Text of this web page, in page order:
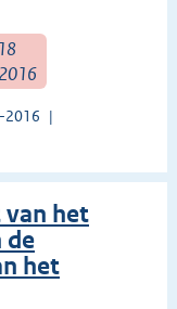
2016
van het
de
het